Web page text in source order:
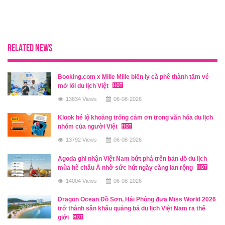
RELATED NEWS
Booking.com x Mille Mille biến ly cà phê thành tấm vé
mở lối du lịch Việt
13834 Views 06-08-2026
Klook hé lộ khoảng trống cảm ơn trong văn hóa du lịch
nhóm của người Việt
13792 Views 06-08-2026
Agoda ghi nhận Việt Nam bứt phá trên bản đồ du lịch
mùa hè châu Á nhờ sức hút ngày càng lan rộng
14004 Views 06-08-2026
Dragon Ocean Đồ Sơn, Hải Phòng đưa Miss World 2026
trở thành sân khấu quảng bá du lịch Việt Nam ra thế
giới